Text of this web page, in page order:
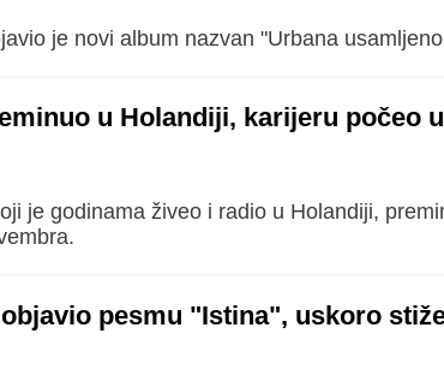
je novi album nazvan "Urbana
u Holandiji, karijeru počeo u
je godinama živeo i radio u Holandiji,
pesmu "Istina", uskoro